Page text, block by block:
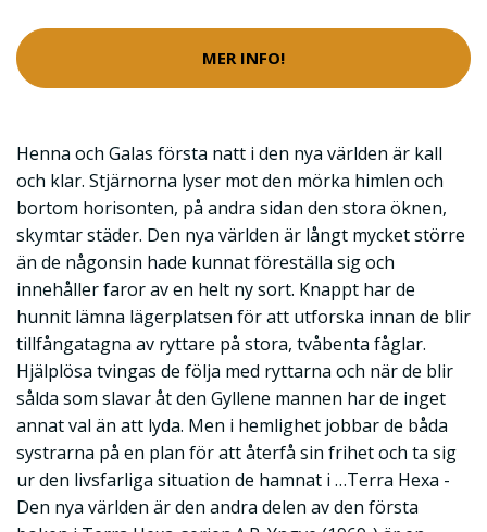
MER INFO!
Henna och Galas första natt i den nya världen är kall
och klar. Stjärnorna lyser mot den mörka himlen och
bortom horisonten, på andra sidan den stora öknen,
skymtar städer. Den nya världen är långt mycket större
än de någonsin hade kunnat föreställa sig och
innehåller faror av en helt ny sort. Knappt har de
hunnit lämna lägerplatsen för att utforska innan de blir
tillfångatagna av ryttare på stora, tvåbenta fåglar.
Hjälplösa tvingas de följa med ryttarna och när de blir
sålda som slavar åt den Gyllene mannen har de inget
annat val än att lyda. Men i hemlighet jobbar de båda
systrarna på en plan för att återfå sin frihet och ta sig
ur den livsfarliga situation de hamnat i …Terra Hexa -
Den nya världen är den andra delen av den första